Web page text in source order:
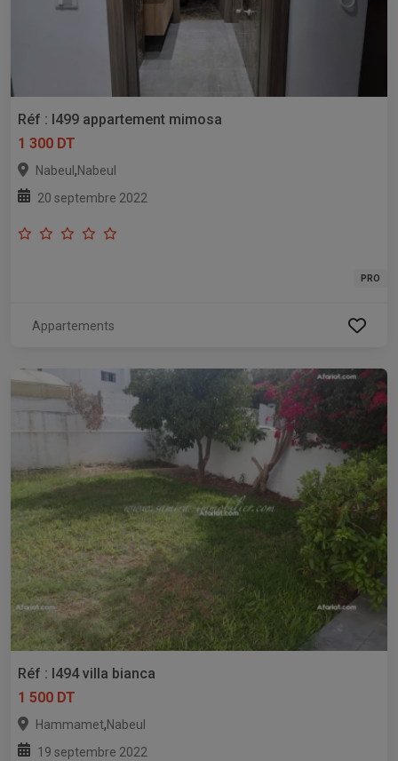
Réf : l499 appartement mimosa
1 300 DT
Nabeul ,Nabeul
20 septembre 2022
PRO
Appartements
Réf : l494 villa bianca
1 500 DT
Hammamet,Nabeul
19 septembre 2022